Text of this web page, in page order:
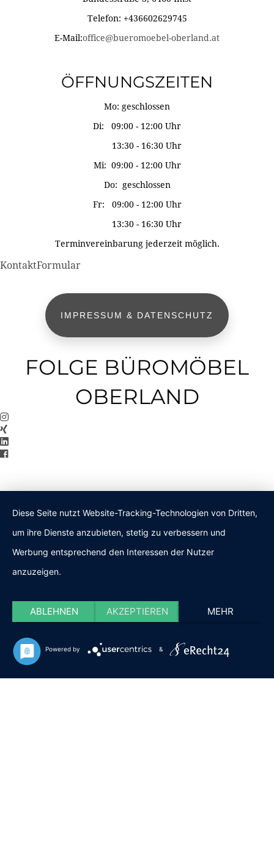
Telefon: +436602629745
E-Mail:office@bueromoebel-oberland.at
ÖFFNUNGSZEITEN
Mo: geschlossen
Di: 09:00 - 12:00 Uhr
13:30 - 16:30 Uhr
Mi: 09:00 - 12:00 Uhr
Do: geschlossen
Fr: 09:00 - 12:00 Uhr
13:30 - 16:30 Uhr
Terminvereinbarung jederzeit möglich.
KontaktFormular
IMPRESSUM & DATENSCHUTZ
FOLGE BÜROMÖBEL
OBERLAND
Diese Seite nutzt Website-Tracking-Technologien von Dritten,
um ihre Dienste anzubieten, stetig zu verbessern und
Werbung entsprechend den Interessen der Nutzer
anzuzeigen.
ABLEHNEN AKZEPTIEREN MEHR
Powered by &